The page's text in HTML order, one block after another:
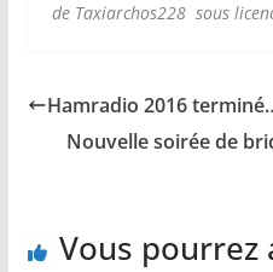
de Taxiarchos228 sous
Hamradio 2016
Nouvelle soirée de
Vous pourrez